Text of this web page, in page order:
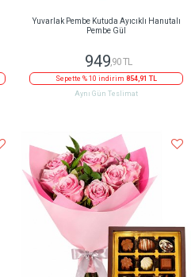
Yuvarlak Pembe Kutuda Ayıcıklı Hanutalı
Pembe Gül
949,90 TL
Sepette % 10 indirim 854,91 TL
Aynı Gün Teslimat